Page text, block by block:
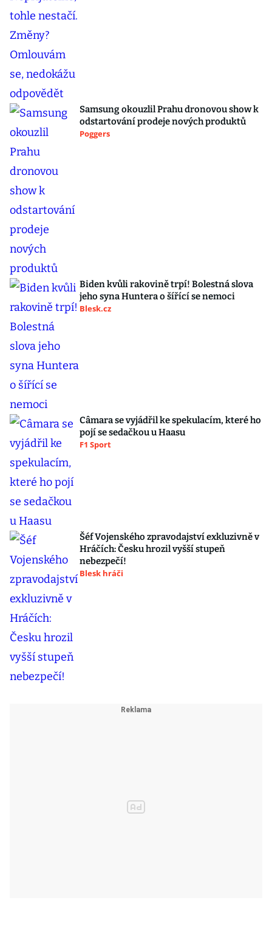
Samsung okouzlil Prahu dronovou show k
odstartování prodeje nových produktů
Poggers
Biden kvůli rakovině trpí! Bolestná slova
jeho syna Huntera o šířící se nemoci
Blesk.cz
Câmara se vyjádřil ke spekulacím, které ho
pojí se sedačkou u Haasu
F1 Sport
Šéf Vojenského zpravodajství exkluzivně v
Hráčích: Česku hrozil vyšší stupeň
nebezpečí!
Blesk hráči